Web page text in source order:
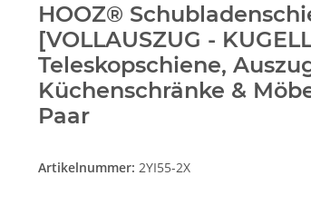
HOOZ®
[VOLLAUSZUG -
Teleskopschiene,
Küchenschränke &
Paar
Artikelnummer: 2YI55-2X